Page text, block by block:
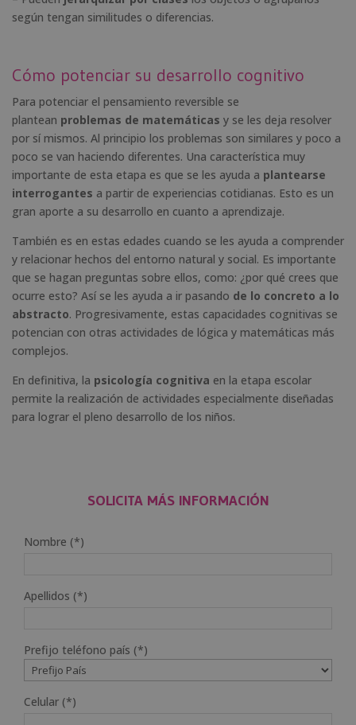
según tengan similitudes o diferencias.
Cómo potenciar su desarrollo cognitivo
Para potenciar el pensamiento reversible se
plantean problemas de matemáticas y se les deja resolver
por sí mismos. Al principio los problemas son similares y poco a
poco se van haciendo diferentes. Una característica muy
importante de esta etapa es que se les ayuda a plantearse
interrogantes a partir de experiencias cotidianas. Esto es un
gran aporte a su desarrollo en cuanto a aprendizaje.
También es en estas edades cuando se les ayuda a comprender
y relacionar hechos del entorno natural y social. Es importante
que se hagan preguntas sobre ellos, como: ¿por qué crees que
ocurre esto? Así se les ayuda a ir pasando de lo concreto a lo
abstracto. Progresivamente, estas capacidades cognitivas se
potencian con otras actividades de lógica y matemáticas más
complejos.
En definitiva, la psicología cognitiva en la etapa escolar
permite la realización de actividades especialmente diseñadas
para lograr el pleno desarrollo de los niños.
SOLICITA MÁS INFORMACIÓN
Nombre (*)
Apellidos (*)
Prefijo teléfono país (*)
Celular (*)